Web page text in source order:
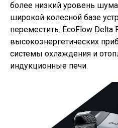
более низкий уровень
широкой колесной базе
переместить. EcoFlow Delta
высокоэнергетических
системы охлаждения и
индукционные печи.